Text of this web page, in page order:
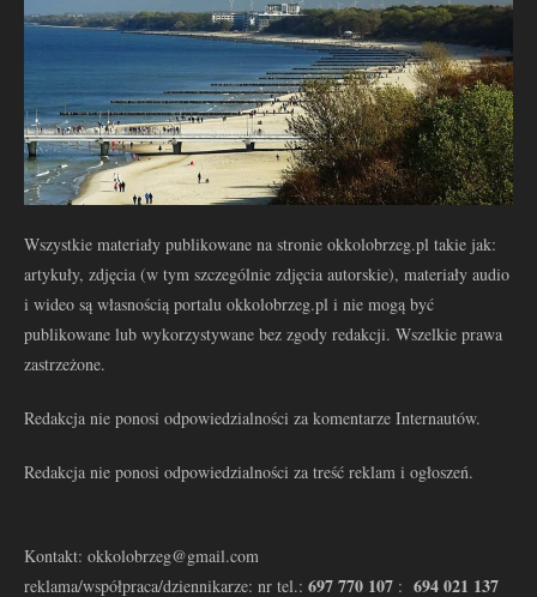
Wszystkie materiały publikowane na stronie okkolobrzeg.pl takie jak:
artykuły, zdjęcia (w tym szczególnie zdjęcia autorskie), materiały audio
i wideo są własnością portalu okkolobrzeg.pl i nie mogą być
publikowane lub wykorzystywane bez zgody redakcji. Wszelkie prawa
zastrzeżone.
Redakcja nie ponosi odpowiedzialności za komentarze Internautów.
Redakcja nie ponosi odpowiedzialności za treść reklam i ogłoszeń.
Kontakt: okkolobrzeg@gmail.com
reklama/współpraca/dziennikarze: nr tel.: 697 770 107 : 694 021 137